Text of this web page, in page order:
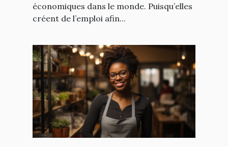
économiques dans le monde. Puisqu’elles
créent de l’emploi afin...